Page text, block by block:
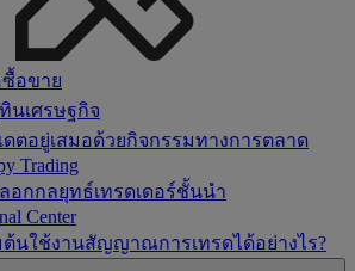
ซื้อขาย
นเศรษฐกิจ
ดตอยู่เสมอด้วยกิจกรรมทางการตลาด
Trading
อกกลยุทธ์เทรดเดอร์ชั้นนำ
Center
ต้นใช้งานสัญญาณการเทรดได้อย่างไร?